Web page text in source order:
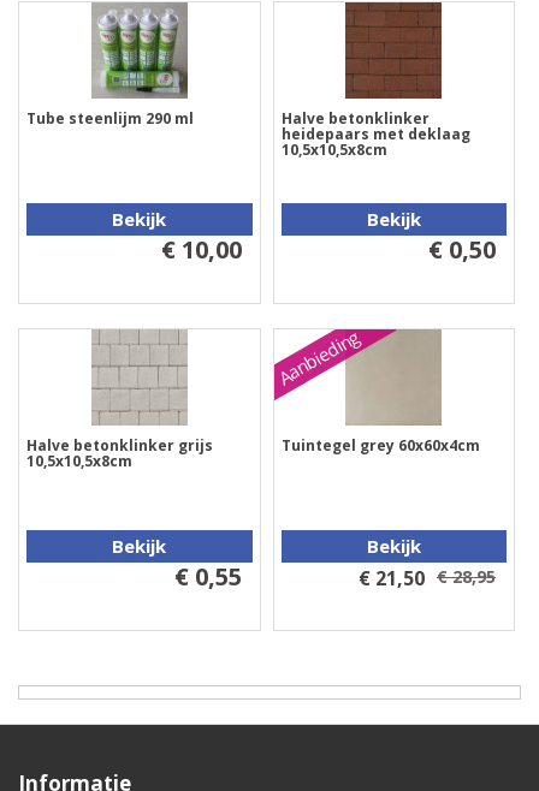
Tube steenlijm 290 ml
Bekijk
€ 10,00
Halve betonklinker
heidepaars met deklaag
10,5x10,5x8cm
Bekijk
€ 0,50
Halve betonklinker grijs
10,5x10,5x8cm
Bekijk
€ 0,55
Aanbieding
Tuintegel grey 60x60x4cm
Bekijk
€ 21,50 € 28,95
Informatie